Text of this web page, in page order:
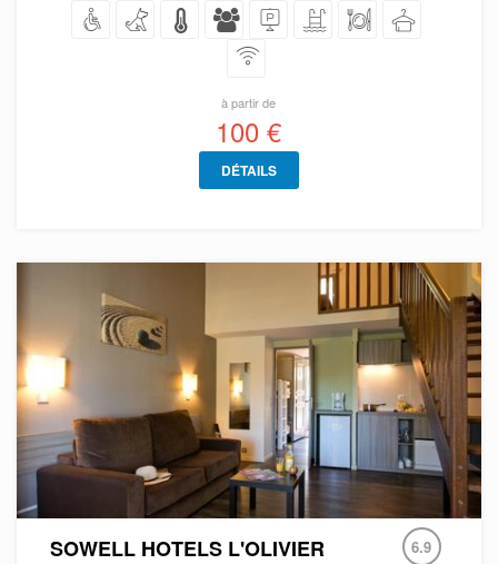
à partir de
100 €
DÉTAILS
SOWELL HOTELS L'OLIVIER 6.9